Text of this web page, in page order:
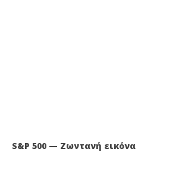
S&P 500 — Ζωντανή εικόνα